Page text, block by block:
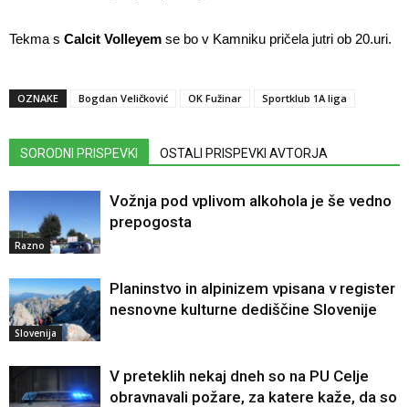
Tekma s Calcit Volleyem se bo v Kamniku pričela jutri ob 20.uri.
OZNAKE Bogdan Veličković OK Fužinar Sportklub 1A liga
SORODNI PRISPEVKI OSTALI PRISPEVKI AVTORJA
Razno
Vožnja pod vplivom alkohola je še vedno
prepogosta
Slovenija
Planinstvo in alpinizem vpisana v register
nesnovne kulturne dediščine Slovenije
V preteklih nekaj dneh so na PU Celje
obravnavali požare, za katere kaže, da so